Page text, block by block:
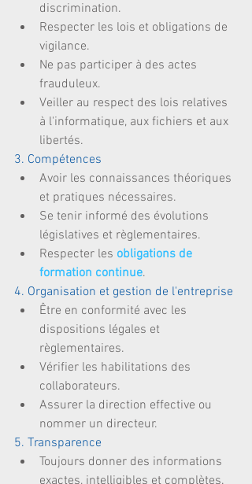
discrimination.
Respecter les lois et obligations de
vigilance.
Ne pas participer à des actes
frauduleux.
Veiller au respect des lois relatives
à l'informatique, aux fichiers et aux
libertés.
3. Compétences
Avoir les connaissances théoriques
et pratiques nécessaires.
Se tenir informé des évolutions
législatives et règlementaires.
Respecter les obligations de
formation continue.
4. Organisation et gestion de l'entreprise
Être en conformité avec les
dispositions légales et
règlementaires.
Vérifier les habilitations des
collaborateurs.
Assurer la direction effective ou
nommer un directeur.
5. Transparence
Toujours donner des informations
exactes, intelligibles et complètes.